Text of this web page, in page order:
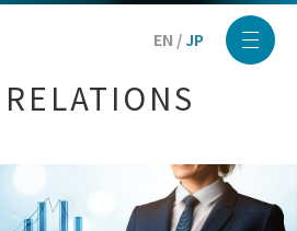
EN / JP